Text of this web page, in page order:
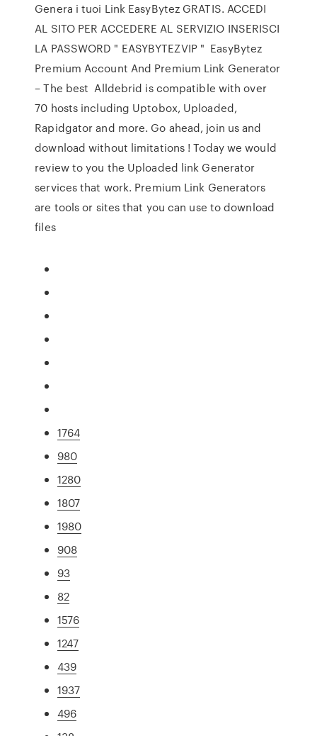
Genera i tuoi Link EasyBytez GRATIS. ACCEDI
AL SITO PER ACCEDERE AL SERVIZIO INSERISCI
LA PASSWORD " EASYBYTEZVIP " EasyBytez
Premium Account And Premium Link Generator
– The best Alldebrid is compatible with over
70 hosts including Uptobox, Uploaded,
Rapidgator and more. Go ahead, join us and
download without limitations ! Today we would
review to you the Uploaded link Generator
services that work. Premium Link Generators
are tools or sites that you can use to download
files
1764
980
1280
1807
1980
908
93
82
1576
1247
439
1937
496